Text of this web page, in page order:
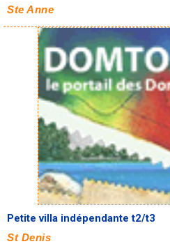
Ste Anne
Petite villa indépendante t2/t3
St Denis